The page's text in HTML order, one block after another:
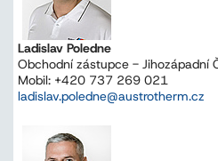
Ladislav Poledne
Obchodní zástupce - Jihozápadní
Mobil: +420 737 269 021
ladislav.poledne@austrotherm.cz